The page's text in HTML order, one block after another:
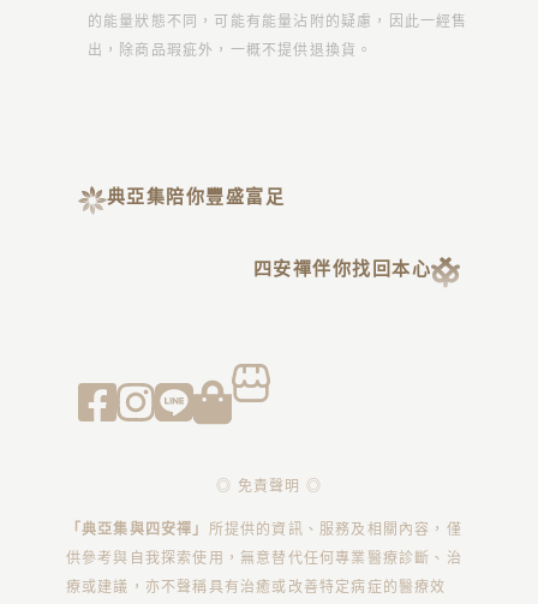
的能量狀態不同，可能有能量沾附的疑慮，因此一經售
出，除商品瑕疵外，一概不提供退換貨。
典亞集陪你豐盛富足
四安禪伴你找回本心
◎ 免責聲明 ◎
「典亞集與四安禪」 所提供的資訊、服務及相關內容，僅
供參考與自我探索使用，無意替代任何專業醫療診斷、治
療或建議，亦不聲稱具有治癒或改善特定病症的醫療效